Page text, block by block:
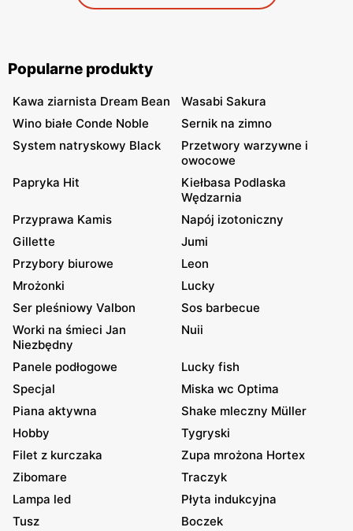
Popularne produkty
Kawa ziarnista Dream Bean
Wasabi Sakura
Wino białe Conde Noble
Sernik na zimno
System natryskowy Black
Przetwory warzywne i
owocowe
Papryka Hit
Kiełbasa Podlaska
Wędzarnia
Przyprawa Kamis
Napój izotoniczny
Gillette
Jumi
Przybory biurowe
Leon
Mrożonki
Lucky
Ser pleśniowy Valbon
Sos barbecue
Worki na śmieci Jan
Niezbędny
Nuii
Panele podłogowe
Lucky fish
Specjal
Miska wc Optima
Piana aktywna
Shake mleczny Müller
Hobby
Tygryski
Filet z kurczaka
Zupa mrożona Hortex
Zibomare
Traczyk
Lampa led
Płyta indukcyjna
Tusz
Boczek